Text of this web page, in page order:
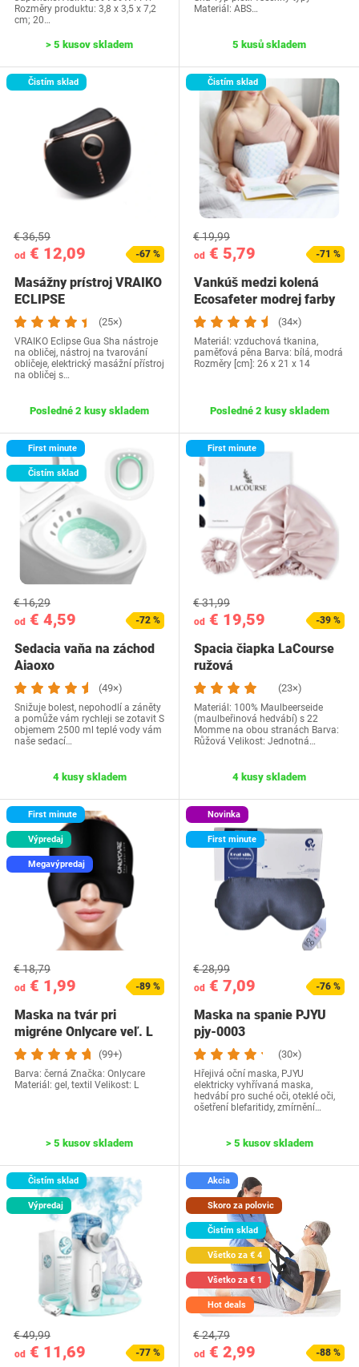
Rozměry produktu: 3,8 x 3,5 x 7,2
cm; 20…
> 5 kusov skladem
Materiál: ABS…
5 kusů skladem
Čistím sklad
od € 12,09
€ 36,59
-67 %
Masážny prístroj VRAIKO
ECLIPSE
(25×)
VRAIKO Eclipse Gua Sha nástroje
na obličej, nástroj na tvarování
obličeje, elektrický masážní přístroj
na obličej s…
Posledné 2 kusy skladem
Čistím sklad
od € 5,79
€ 19,99
-71 %
Vankúš medzi kolená
Ecosafeter modrej farby
(34×)
Materiál: vzduchová tkanina,
paměťová pěna Barva: bílá, modrá
Rozměry [cm]: 26 x 21 x 14
Posledné 2 kusy skladem
First minute
Čistím sklad
od € 4,59
€ 16,29
-72 %
Sedacia vaňa na záchod
Aiaoxo
(49×)
Snižuje bolest, nepohodlí a záněty
a pomůže vám rychleji se zotavit S
objemem 2500 ml teplé vody vám
naše sedací…
4 kusy skladem
First minute
od € 19,59
€ 31,99
-39 %
Spacia čiapka LaCourse
ružová
(23×)
Materiál: 100% Maulbeerseide
(maulbeřinová hedvábí) s 22
Momme na obou stranách Barva:
Růžová Velikost: Jednotná…
4 kusy skladem
First minute
Výpredaj
Megavýpredaj
od € 1,99
€ 18,79
-89 %
Maska na tvár pri
migréne Onlycare veľ. L
(99+)
Barva: černá Značka: Onlycare
Materiál: gel, textil Velikost: L
> 5 kusov skladem
Novinka
First minute
od € 7,09
€ 28,99
-76 %
Maska na spanie PJYU
pjy-0003
(30×)
Hřejivá oční maska, PJYU
elektricky vyhřívaná maska,
hedvábí pro suché oči, oteklé oči,
ošetření blefaritidy, zmírnění…
> 5 kusov skladem
Čistím sklad
Výpredaj
od € 11,69
€ 49,99
-77 %
Akcia
Skoro za polovic
Čistím sklad
Všetko za € 4
Všetko za € 1
Hot deals
od € 2,99
€ 24,79
-88 %